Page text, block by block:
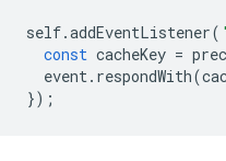
self.addEventListener(
const cacheKey =
event. respondWith(
});